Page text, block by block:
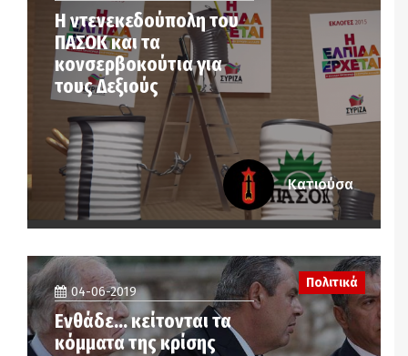
Η ντενεκεδούπολη του
ΠΑΣΟΚ και τα
κονσερβοκούτια για
τους Δεξιούς
Κατιούσα
04-06-2019
Ενθάδε… κείτονται τα
κόμματα της κρίσης
Πολιτικά